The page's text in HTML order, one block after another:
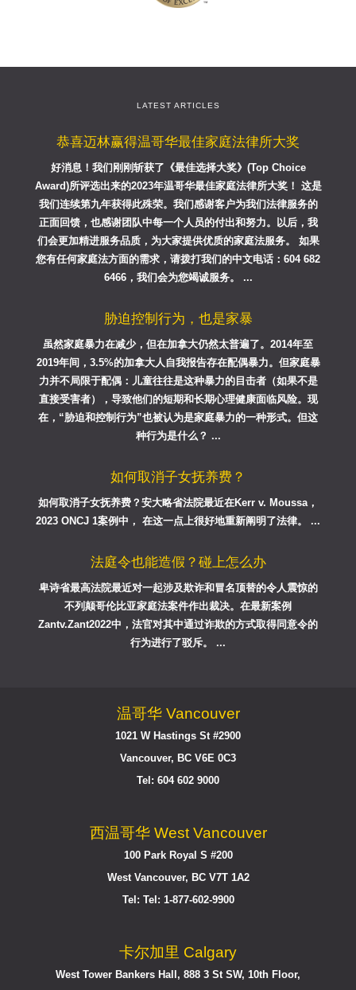
LATEST ARTICLES
恭喜迈林赢得温哥华最佳家庭法律所大奖
好消息！我们刚刚斩获了《最佳选择大奖》(Top Choice
Award)所评选出来的2023年温哥华最佳家庭法律所大奖！ 这是
我们连续第九年获得此殊荣。我们感谢客户为我们法律服务的
正面回馈，也感谢团队中每一个人员的付出和努力。以后，我
们会更加精进服务品质，为大家提供优质的家庭法服务。 如果
您有任何家庭法方面的需求，请拨打我们的中文电话：604 682
6466，我们会为您竭诚服务。 ...
胁迫控制行为，也是家暴
虽然家庭暴力在减少，但在加拿大仍然太普遍了。2014年至
2019年间，3.5%的加拿大人自我报告存在配偶暴力。但家庭暴
力并不局限于配偶：儿童往往是这种暴力的目击者（如果不是
直接受害者），导致他们的短期和长期心理健康面临风险。现
在，“胁迫和控制行为”也被认为是家庭暴力的一种形式。但这
种行为是什么？ ...
如何取消子女抚养费？
如何取消子女抚养费？安大略省法院最近在Kerr v. Moussa，
2023 ONCJ 1案例中， 在这一点上很好地重新阐明了法律。 ...
法庭令也能造假？碰上怎么办
卑诗省最高法院最近对一起涉及欺诈和冒名顶替的令人震惊的
不列颠哥伦比亚家庭法案件作出裁决。在最新案例
Zantv.Zant2022中，法官对其中通过诈欺的方式取得同意令的
行为进行了驳斥。 ...
温哥华 Vancouver
1021 W Hastings St #2900
Vancouver, BC V6E 0C3
Tel: 604 602 9000
西温哥华 West Vancouver
100 Park Royal S #200
West Vancouver, BC V7T 1A2
Tel: Tel: 1-877-602-9900
卡尔加里 Calgary
West Tower Bankers Hall, 888 3 St SW, 10th Floor,